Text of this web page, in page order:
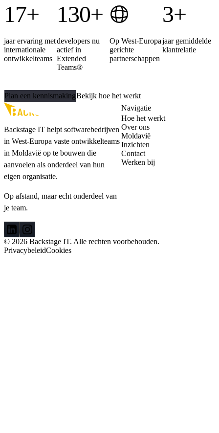
17+
jaar ervaring met
internationale
ontwikkelteams
130+
developers nu
actief in
Extended
Teams®
Op West-Europa
gerichte
partnerschappen
3+
jaar gemiddelde
klantrelatie
Plan een kennismakingBekijk hoe het werkt
Backstage IT helpt softwarebedrijven
in West-Europa vaste ontwikkelteams
in Moldavië op te bouwen die
aanvoelen als onderdeel van hun
eigen organisatie.
Op afstand, maar echt onderdeel van
je team.
Navigatie
Hoe het werkt
Over ons
Moldavië
Inzichten
Contact
Werken bij
© 2026 Backstage IT. Alle rechten voorbehouden.
PrivacybeleidCookies